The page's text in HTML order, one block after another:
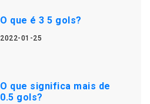
O que é 3 5 gols?
2022-01-25
O que significa mais de
0.5 gols?